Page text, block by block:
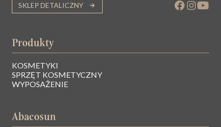
SKLEP DETALICZNY
Produkty
KOSMETYKI
SPRZĘT KOSMETYCZNY
WYPOSAŻENIE
Abacosun